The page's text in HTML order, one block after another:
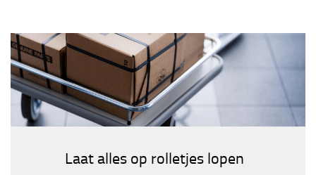
Laat alles op rolletjes lopen